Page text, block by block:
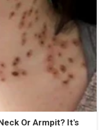
Or Armpit? It's